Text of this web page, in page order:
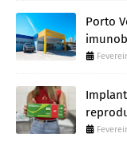
Porto